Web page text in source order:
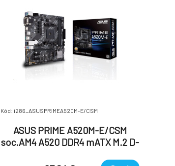
Kód: i286_ASUSPRIMEA520M-E/CSM
ASUS PRIME A520M-E/CSM
soc.AM4 A520 DDR4 mATX M.2 D-